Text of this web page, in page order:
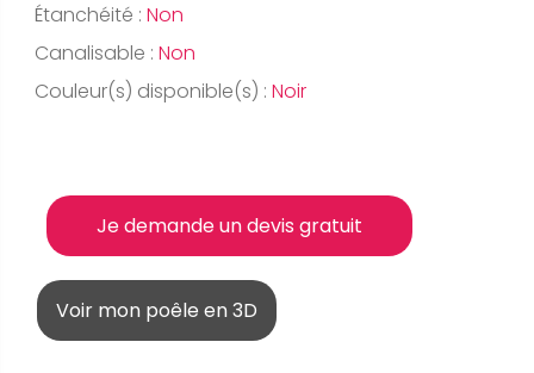
Étanchéité : Non
Canalisable : Non
Couleur(s) disponible(s) : Noir
Je demande un devis gratuit
Voir mon poêle en 3D